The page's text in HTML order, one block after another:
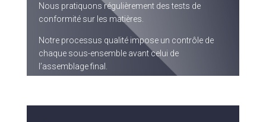
Nous pratiquons régulièrement des tests de
conformité sur les matières.
Notre processus qualité impose un contrôle de
chaque sous-ensemble avant celui de
l’assemblage final.